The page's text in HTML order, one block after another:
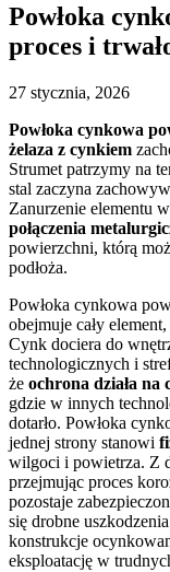
Powłoka
proces i
27 stycznia, 2026
Powłoka cynkowa
żelaza z cynkiem
Strumet patrzymy na
stal zaczyna
Zanurzenie elementu
połączenia
powierzchni, którą
podłoża.
Powłoka cynkowa
obejmuje cały
Cynk dociera do
technologicznych i
że ochrona działa
gdzie w innych
dotarło. Powłoka
jednej strony stanowi
wilgoci i powietrza. Z
przejmując proces
pozostaje
się drobne
konstrukcje
eksploatację w